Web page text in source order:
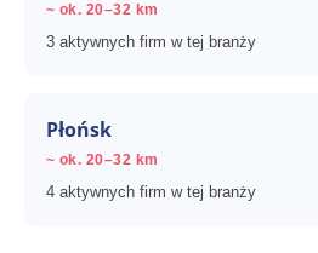
~ ok. 20–32 km
3 aktywnych firm w tej branży
Płońsk
~ ok. 20–32 km
4 aktywnych firm w tej branży